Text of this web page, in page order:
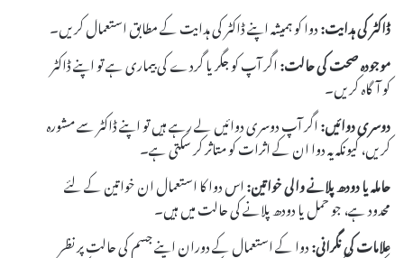
ڈاکٹر کی ہدایت:دوا کو ہمیشہ اپنے ڈاکٹر کی ہدایت کے مطابق استعمال کریں۔
موجودہ صحت کی حالت:اگر آپ کو جگر یا گردے کی بیماری ہے تو اپنے ڈاکٹر
کو آگاہ کریں۔
دوسری دوائیں:اگر آپ دوسری دوائیں لے رہے ہیں تو اپنے ڈاکٹر سے مشورہ
کریں، کیونکہ یہ دوا ان کے اثرات کو متاثر کر سکتی ہے۔
حاملہ یا دودھ پلانے والی خواتین:اس دوا کا استعمال ان خواتین کے لئے
محدود ہے، جو حمل یا دودھ پلانے کی حالت میں ہیں۔
علامات کی نگرانی:دوا کے استعمال کے دوران اپنے جسم کی حالت پر نظر